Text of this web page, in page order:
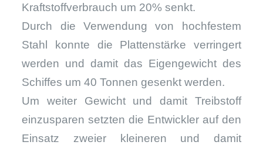
Kraftstoffverbrauch um 20% senkt.
Durch die Verwendung von hochfestem
Stahl konnte die Plattenstärke verringert
werden und damit das Eigengewicht des
Schiffes um 40 Tonnen gesenkt werden.
Um weiter Gewicht und damit Treibstoff
einzusparen setzten die Entwickler auf den
Einsatz zweier kleineren und damit